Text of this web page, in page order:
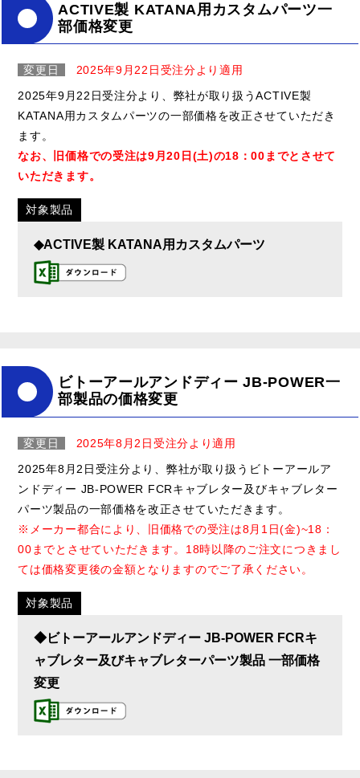
ACTIVE製 KATANA用カスタムパーツ一
部価格変更
変更日
2025年9月22日受注分より適用
2025年9月22日受注分より、弊社が取り扱うACTIVE製
KATANA用カスタムパーツの一部価格を改正させていただき
ます。
なお、旧価格での受注は9月20日(土)の18：00までとさせて
いただきます。
対象製品
◆ACTIVE製 KATANA用カスタムパーツ
ビトーアールアンドディー JB-POWER一
部製品の価格変更
変更日
2025年8月2日受注分より適用
2025年8月2日受注分より、弊社が取り扱うビトーアールア
ンドディー JB-POWER FCRキャブレター及びキャブレター
パーツ製品の一部価格を改正させていただきます。
※メーカー都合により、旧価格での受注は8月1日(金)~18：
00までとさせていただきます。18時以降のご注文につきまし
ては価格変更後の金額となりますのでご了承ください。
対象製品
◆ビトーアールアンドディー JB-POWER FCRキ
ャブレター及びキャブレターパーツ製品 一部価格
変更